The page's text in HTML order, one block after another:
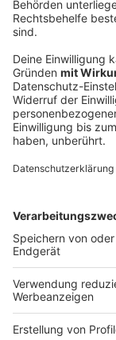
Bis zu 36
für Bayern
Viel Sonne
bestimmen den
Starkregen
DEINE
Du hast dir
Markiere sie